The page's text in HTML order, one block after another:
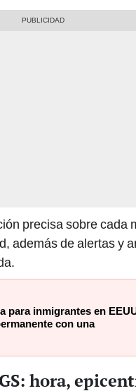
precisa sobre cada
además de alertas y
para inmigrantes en
con una
hora,